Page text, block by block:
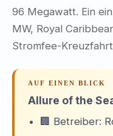
96 Megawatt. Ein
MW, Royal
Stromfee-
AUF EINEN BLICK
Allure of the
🏢 Betreiber: